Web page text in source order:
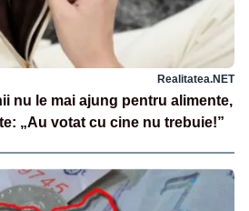
Realitatea.NET
nu le mai ajung pentru alimente,
„Au votat cu cine nu trebuie!”